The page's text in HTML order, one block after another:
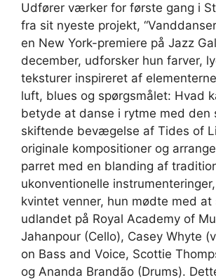
Udfører værker for første gang i
fra sit nyeste projekt,
en New York-premiere på Jazz
december, udforsker hun farver,
teksturer inspireret af
luft, blues og spørgsmålet: Hvad
betyde at danse i rytme med den
skiftende bevægelse af Tides of
originale kompositioner og
parret med en blanding af
ukonventionelle
kvintet venner, hun mødte med at
udlandet på Royal Academy of
Jahanpour (Cello), Casey Whyte
on Bass and Voice, Scottie
og Ananda Brandão (Drums).